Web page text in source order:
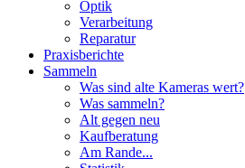
Optik
Verarbeitung
Reparatur
Praxisberichte
Sammeln
Was sind alte Kameras wert?
Was sammeln?
Alt gegen neu
Kaufberatung
Am Rande...